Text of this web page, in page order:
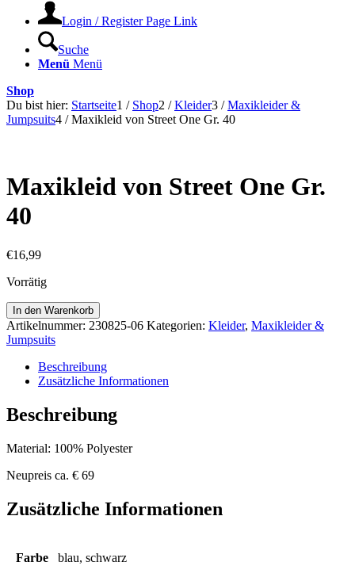
Login / Register Page Link
Suche
Menü Menü
Shop
Du bist hier: Startseite1 / Shop2 / Kleider3 / Maxikleider &
Jumpsuits4 / Maxikleid von Street One Gr. 40
Maxikleid von Street One Gr.
40
€16,99
Vorrätig
Maxikleid
von
Street
In den Warenkorb
Artikelnummer: 230825-06 Kategorien: Kleider, Maxikleider &
Jumpsuits
Beschreibung
Zusätzliche Informationen
Beschreibung
Material: 100% Polyester
Neupreis ca. € 69
Zusätzliche Informationen
Farbe blau, schwarz